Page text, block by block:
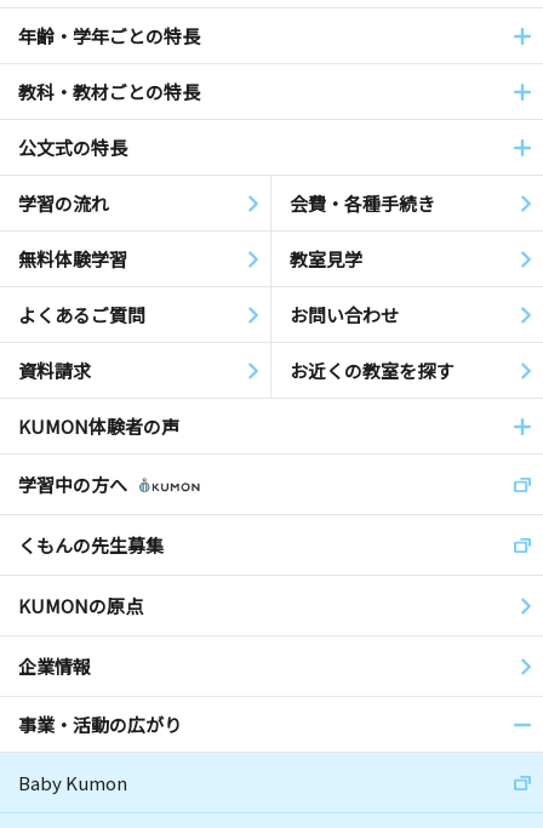
年齢・学年ごとの特長
教科・教材ごとの特長
公文式の特長
学習の流れ 会費・各種手続き
無料体験学習 教室見学
よくあるご質問 お問い合わせ
資料請求 お近くの教室を探す
KUMON体験者の声
学習中の方へ
くもんの先生募集
KUMONの原点
企業情報
事業・活動の広がり
Baby Kumon